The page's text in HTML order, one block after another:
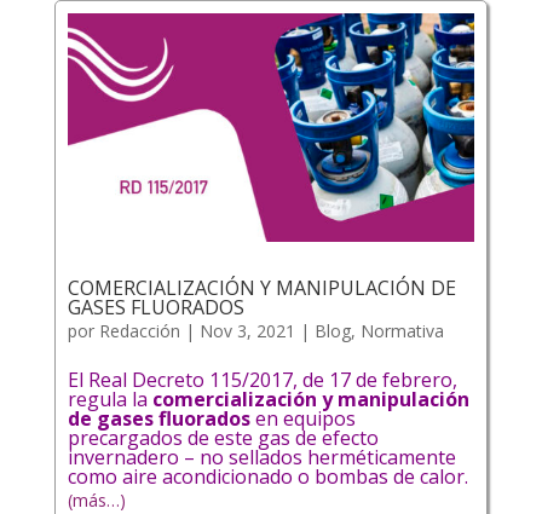
COMERCIALIZACIÓN Y MANIPULACIÓN DE
GASES FLUORADOS
por Redacción | Nov 3, 2021 | Blog, Normativa
El Real Decreto 115/2017, de 17 de febrero,
regula la comercialización y manipulación
de gases fluoradosen equipos
precargados de este gas de efecto
invernadero – no sellados herméticamente
como aire acondicionado o bombas de calor.
(más…)